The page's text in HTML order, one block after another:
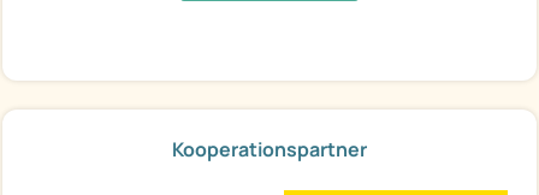
Kooperationspartner